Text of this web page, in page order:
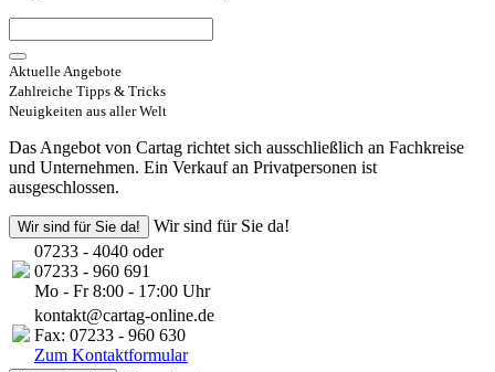
Aktuelle Angebote
Zahlreiche Tipps & Tricks
Neuigkeiten aus aller Welt
Das Angebot von Cartag richtet sich ausschließlich an Fachkreise
und Unternehmen. Ein Verkauf an Privatpersonen ist
ausgeschlossen.
Wir sind für Sie da!
Wir sind für Sie da!
07233 - 4040 oder
07233 - 960 691
Mo - Fr 8:00 - 17:00 Uhr
kontakt@cartag-online.de
Fax: 07233 - 960 630
Zum Kontaktformular